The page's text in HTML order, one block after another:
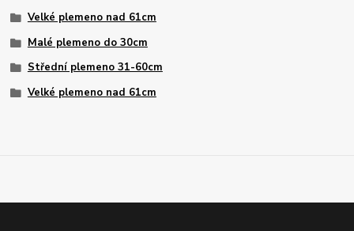
Velké plemeno nad 61cm
Malé plemeno do 30cm
Střední plemeno 31-60cm
Velké plemeno nad 61cm